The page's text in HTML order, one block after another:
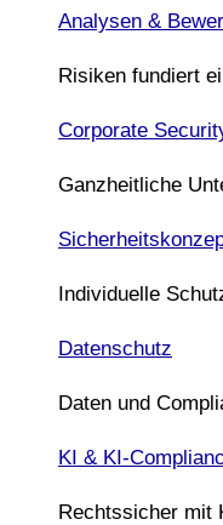
Analysen &
Risiken fundiert
Corporate
Ganzheitliche
Individuelle
Datenschutz
Daten und
KI & KI-
Rechtssicher mit